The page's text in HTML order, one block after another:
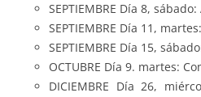
SEPTIEMBRE Día 8,
SEPTIEMBRE Día 11,
SEPTIEMBRE Día 15,
OCTUBRE Día 9. martes:
DICIEMBRE Día 26,